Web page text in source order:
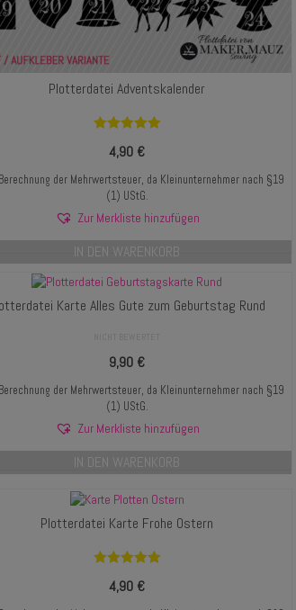
Plotterdatei Adventskalender
5.00von 5
4,90 €
der Mehrwertsteuer, da Kleinunternehmer nach §19
(1) UStG.
Zur Merkliste hinzufügen
IN DEN WARENKORB
Karte Alles Gute zum Geburtstag Rund
9,90 €
der Mehrwertsteuer, da Kleinunternehmer nach §19
(1) UStG.
Zur Merkliste hinzufügen
IN DEN WARENKORB
Plotterdatei Karte Frohe Ostern
5.00von 5
4,90 €